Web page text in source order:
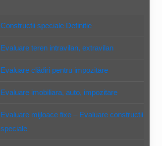
Constructii speciale Definitie
Evaluare teren intravilan, extravilan
Evaluare clădiri pentru impozitare
Evaluare imobiliara, auto, impozitare
Evaluare mijloace fixe – Evaluare constructii
speciale